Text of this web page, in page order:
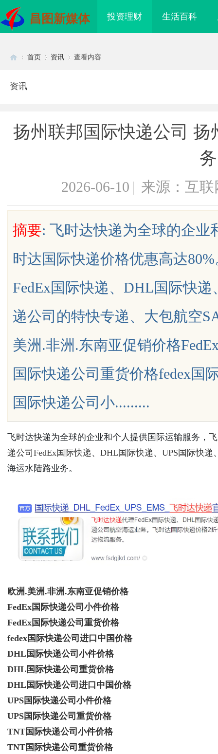
昌图新媒体 投资理财 生活百科
uz
ar
d
首页 资讯 查看内容
资讯
扬州联邦国际快递公司
务
2026-06-10 | 来源：互联
摘要: 飞时达快递为全球的企业
时达国际快递价格优惠高达
FedEx国际快递、DHL国际快
递公司的特快专递、大包航空
美洲.非洲.东南亚促销价格
国际快递公司重货价格fedex国
国际快递公司小.........
飞时达快递为全球的企业和个人提供国际运输服务，
递公司 FedEx国际快递 、 DHL国际快递 、 UPS国际快递
海运水陆路业务。
欧洲.美洲.非洲.东南亚促销价格
FedEx国际快递公司小件价格
FedEx国际快递公司重货价格
fedex国际快递公司进口中国价格
DHL国际快递公司小件价格
DHL国际快递公司重货价格
DHL国际快递公司进口中国价格
UPS国际快递公司小件价格
UPS国际快递公司重货价格
TNT国际快递公司小件价格
TNT国际快递公司重货价格